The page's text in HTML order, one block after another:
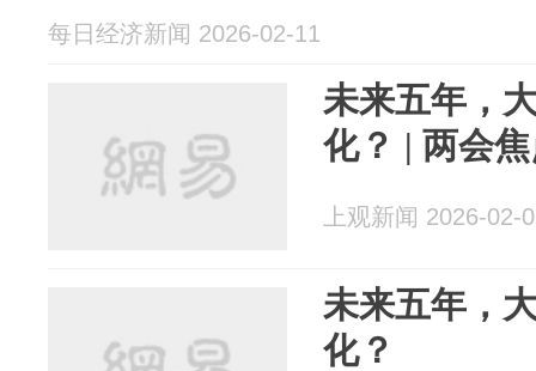
每日经济新闻 2026-02-11
未来五年，
化？ | 两会
上观新闻 2026-02-
未来五年，
化？